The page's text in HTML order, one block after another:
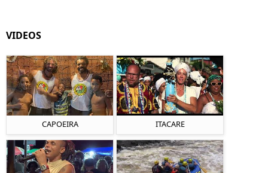
VIDEOS
CAPOEIRA ITACARE